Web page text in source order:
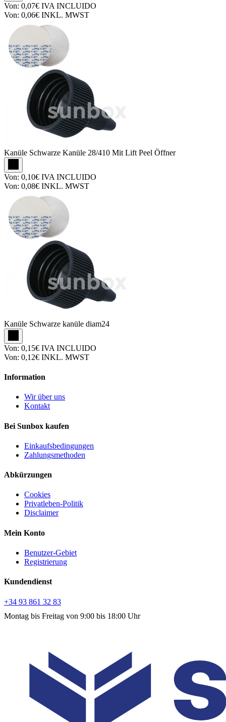
Von: 0,07€ IVA INCLUIDO
Von: 0,06€ INKL. MWST
Kanüle Schwarze Kanüle 28/410 Mit Lift Peel Öffner
Von: 0,10€ IVA INCLUIDO
Von: 0,08€ INKL. MWST
Kanüle Schwarze kanüle diam24
Von: 0,15€ IVA INCLUIDO
Von: 0,12€ INKL. MWST
Information
Wir über uns
Kontakt
Bei Sunbox kaufen
Einkaufsbedingungen
Zahlungsmethoden
Abkürzungen
Cookies
Privatleben-Politik
Disclaimer
Mein Konto
Benutzer-Gebiet
Registrierung
Kundendienst
+34 93 861 32 83
Montag bis Freitag von 9:00 bis 18:00 Uhr